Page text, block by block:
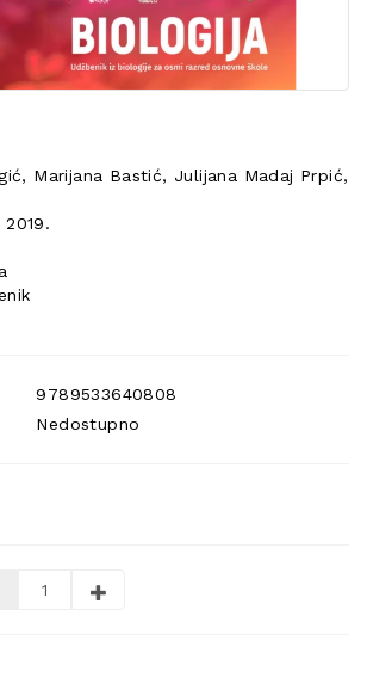
Marijana Bastić, Julijana Madaj Prpić,
9789533640808
Nedostupno